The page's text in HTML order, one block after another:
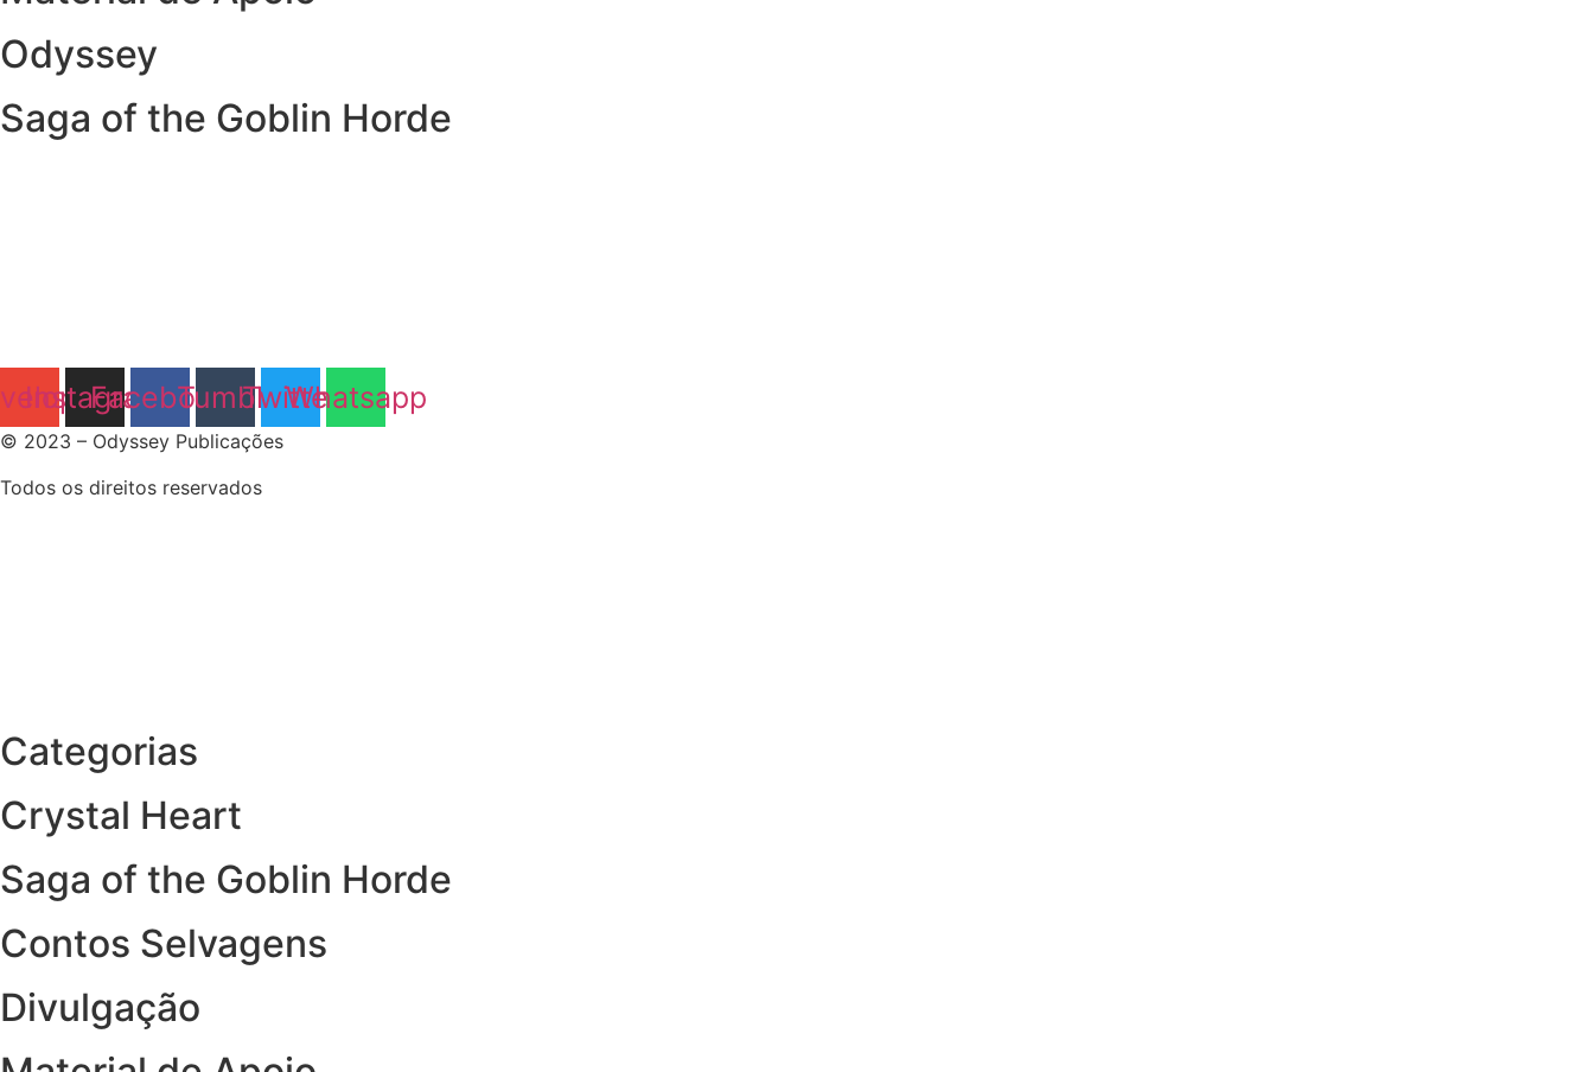
Odyssey
Saga of the Goblin Horde
Instagram
Facebook
TumblrTwitter
Whatsapp
© 2023 – Odyssey Publicações
Todos os direitos reservados
Categorias
Crystal Heart
Saga of the Goblin Horde
Contos Selvagens
Divulgação